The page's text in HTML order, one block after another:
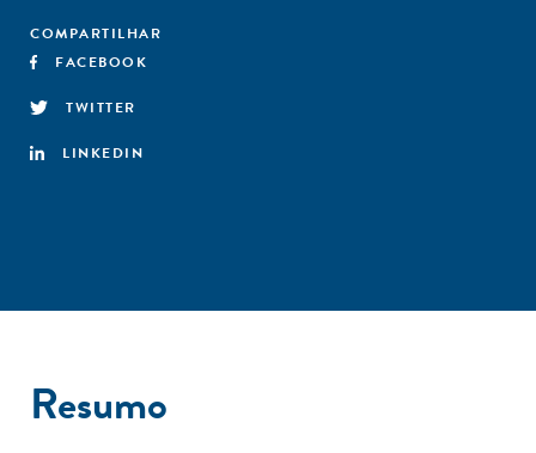
COMPARTILHAR
FACEBOOK
TWITTER
LINKEDIN
Resumo